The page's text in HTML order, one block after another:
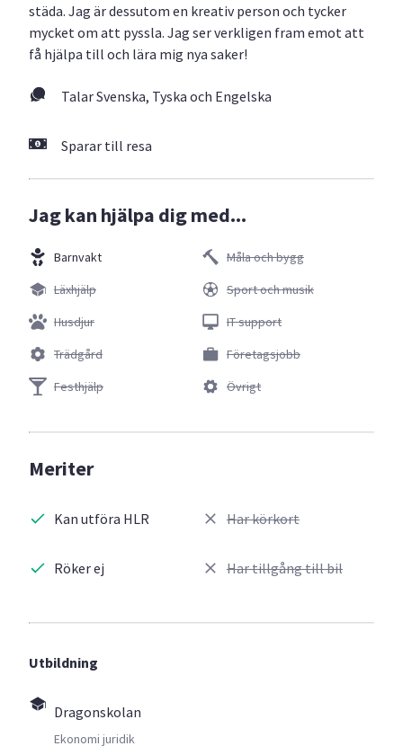
städa. Jag är dessutom en kreativ person och tycker
mycket om att pyssla. Jag ser verkligen fram emot att
få hjälpa till och lära mig nya saker!
Talar Svenska, Tyska och Engelska
Sparar till resa
Jag kan hjälpa dig med...
Barnvakt
Läxhjälp
Husdjur
Trädgård
Festhjälp
Måla och bygg
Sport och musik
IT support
Företagsjobb
Övrigt
Meriter
Kan utföra HLR
Röker ej
Har körkort
Har tillgång till bil
Utbildning
Dragonskolan
Ekonomi juridik